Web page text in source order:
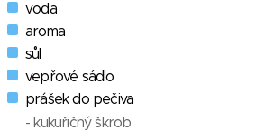
voda
aroma
sůl
vepřové sádlo
prášek do pečiva
- kukuřičný škrob